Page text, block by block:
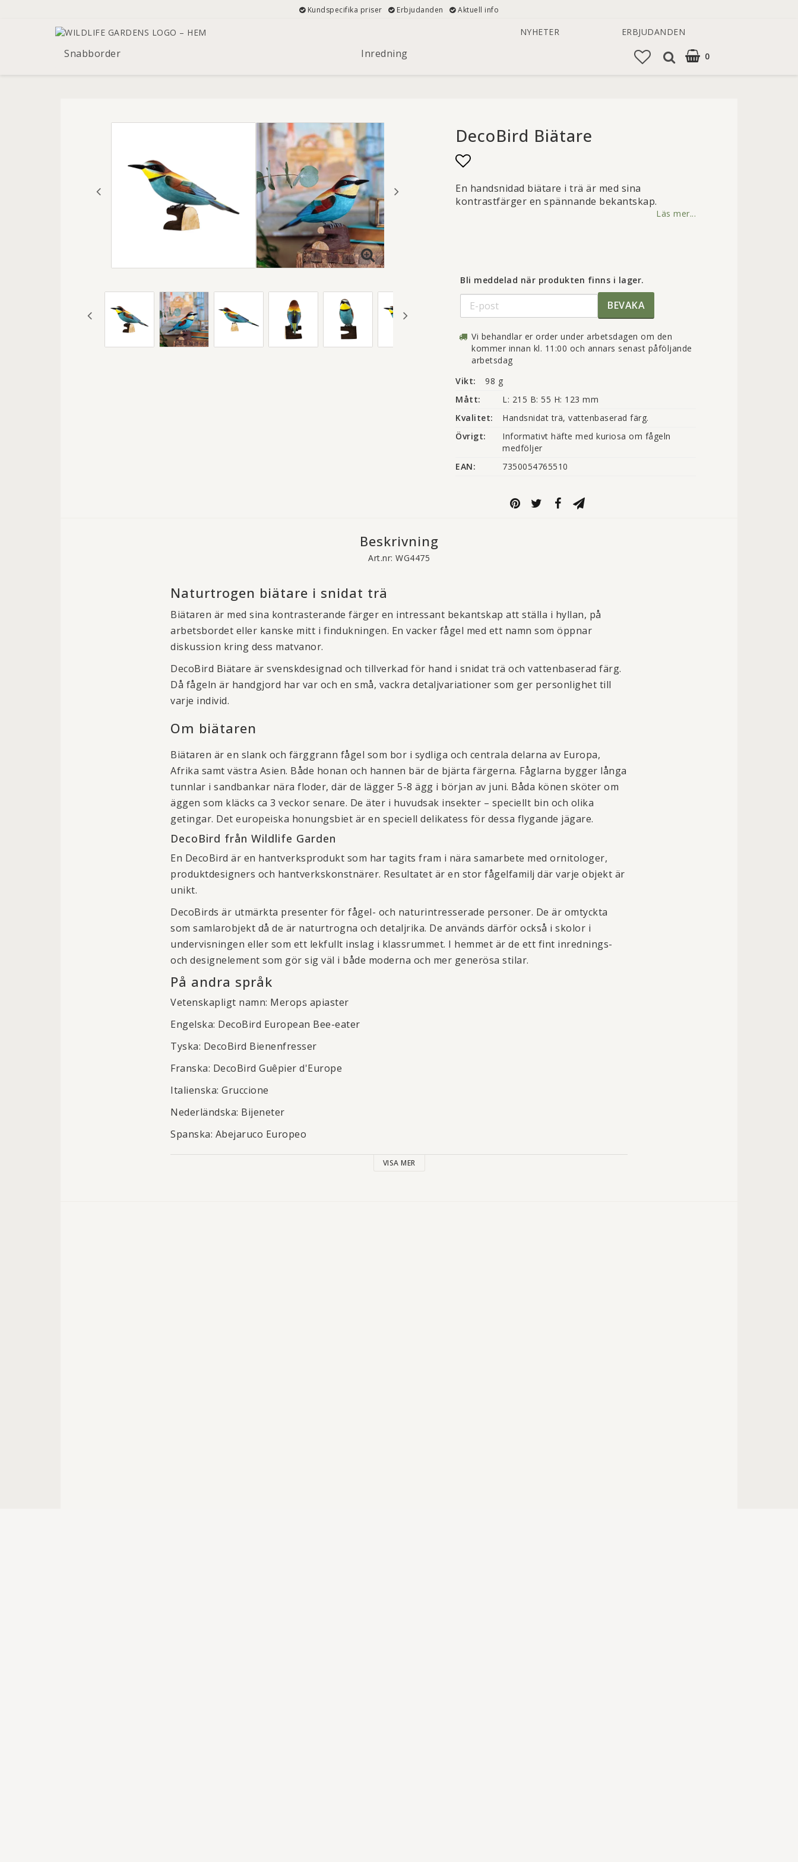
Kundspecifika priser Erbjudanden Aktuell info
NYHETER ERBJUDANDEN
Snabborder Inredning 0
DecoBird Biätare
Lägg till i favoritlistan
En handsnidad biätare i trä är med sina
kontrastfärger en spännande bekantskap.
Läs mer...
Bli meddelad när produkten finns i lager.
BEVAKA
Vi behandlar er order under arbetsdagen om den
kommer innan kl. 11:00 och annars senast påföljande
arbetsdag
Vikt:
98 g
Mått:
L: 215 B: 55 H: 123 mm
Kvalitet:
Handsnidat trä, vattenbaserad färg.
Övrigt:
Informativt häfte med kuriosa om fågeln
medföljer
EAN:
7350054765510
Beskrivning
Art.nr: WG4475
Naturtrogen biätare i snidat trä
Biätaren är med sina kontrasterande färger en intressant bekantskap att ställa i hyllan, på
arbetsbordet eller kanske mitt i findukningen. En vacker fågel med ett namn som öppnar
diskussion kring dess matvanor.
DecoBird Biätare är svenskdesignad och tillverkad för hand i snidat trä och vattenbaserad färg.
Då fågeln är handgjord har var och en små, vackra detaljvariationer som ger personlighet till
varje individ.
Om biätaren
Biätaren är en slank och färggrann fågel som bor i sydliga och centrala delarna av Europa,
Afrika samt västra Asien. Både honan och hannen bär de bjärta färgerna. Fåglarna bygger långa
tunnlar i sandbankar nära floder, där de lägger 5-8 ägg i början av juni. Båda könen sköter om
äggen som kläcks ca 3 veckor senare. De äter i huvudsak insekter – speciellt bin och olika
getingar. Det europeiska honungsbiet är en speciell delikatess för dessa flygande jägare.
DecoBird från Wildlife Garden
En DecoBird är en hantverksprodukt som har tagits fram i nära samarbete med ornitologer,
produktdesigners och hantverkskonstnärer. Resultatet är en stor fågelfamilj där varje objekt är
unikt.
DecoBirds är utmärkta presenter för fågel- och naturintresserade personer. De är omtyckta
som samlarobjekt då de är naturtrogna och detaljrika. De används därför också i skolor i
undervisningen eller som ett lekfullt inslag i klassrummet. I hemmet är de ett fint inrednings-
och designelement som gör sig väl i både moderna och mer generösa stilar.
På andra språk
Vetenskapligt namn: Merops apiaster
Engelska: DecoBird European Bee-eater
Tyska: DecoBird Bienenfresser
Franska: DecoBird Guêpier d'Europe
Italienska: Gruccione
Nederländska: Bijeneter
Spanska: Abejaruco Europeo
VISA MER